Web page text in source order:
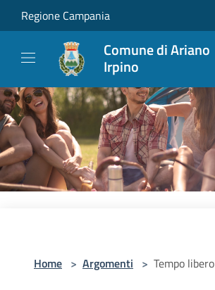
Salta al contenuto principale
Regione Campania
Comune di Ariano
Irpino
Home > Argomenti > Tempo libero